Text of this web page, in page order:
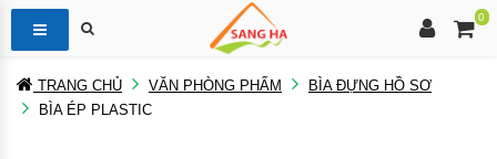
0
TRANG CHỦ VĂN PHÒNG PHẨM
BÌA ĐỰNG HỒ SƠ
BÌA ÉP PLASTIC